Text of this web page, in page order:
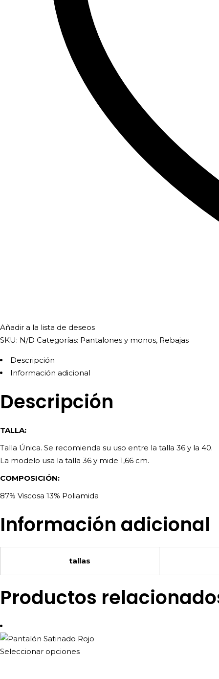
Añadir a la lista de deseos
SKU: N/D Categorías: Pantalones y monos, Rebajas
Descripción
Información adicional
Descripción
TALLA:
Talla Única. Se recomienda su uso entre la talla 36 y la 40.
La modelo usa la talla 36 y mide 1,66 cm.
COMPOSICIÓN:
87% Viscosa 13% Poliamida
Información adicional
tallas
Productos
Seleccionar opcionesEste